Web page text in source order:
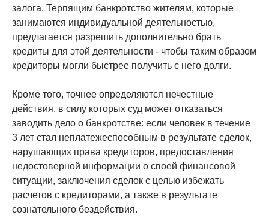
залога. Терпящим банкротство жителям, которые
занимаются индивидуальной деятельностью,
предлагается разрешить дополнительно брать
кредиты для этой деятельности - чтобы таким образом
кредиторы могли быстрее получить с него долги.
Кроме того, точнее определяются нечестные
действия, в силу которых суд может отказаться
заводить дело о банкротстве: если человек в течение
3 лет стал неплатежеспособным в результате сделок,
нарушающих права кредиторов, предоставления
недостоверной информации о своей финансовой
ситуации, заключения сделок с целью избежать
расчетов с кредиторами, а также в результате
сознательного бездействия.